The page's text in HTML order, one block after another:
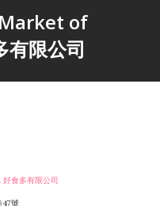
Market of
有限公司
食多有限公司
47號